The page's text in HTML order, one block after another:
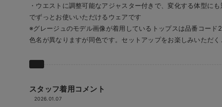
・ウエストに調整可能なアジャスター付きで、変化する体型に
でずっとお使いいただけるウェアです
※グレージュのモデル画像が着用しているトップスは品番コード
色名が異なりますが同色です。セットアップをお楽しみいただく
スタッフ着用コメント
2026.01.07